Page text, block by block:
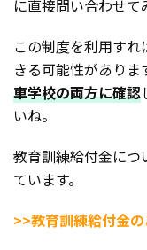
に直接問い合わせて
この制度を利用す
きる可能性がありま
車学校の両方に確認
いね。
教育訓練給付金につ
ています。
>>教育訓練給付金